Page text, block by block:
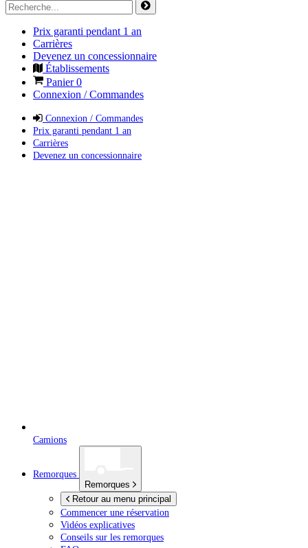
Prix garanti pendant 1 an
Carrières
Devenez un concessionnaire
Établissements
Panier0
Connexion / Commandes
Connexion / Commandes
Prix garanti pendant 1 an
Carrières
Devenez un concessionnaire
Camions
Remorques
Remorques
Retour au menu principal
Commencer une réservation
Vidéos explicatives
Conseils sur les remorques